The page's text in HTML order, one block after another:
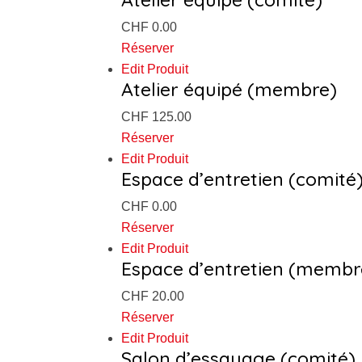
CHF 0.00
Réserver
Edit Produit
Atelier équipé (membre)
CHF 125.00
Réserver
Edit Produit
Espace d’entretien
CHF 0.00
Réserver
Edit Produit
Espace d’entretien
CHF 20.00
Réserver
Edit Produit